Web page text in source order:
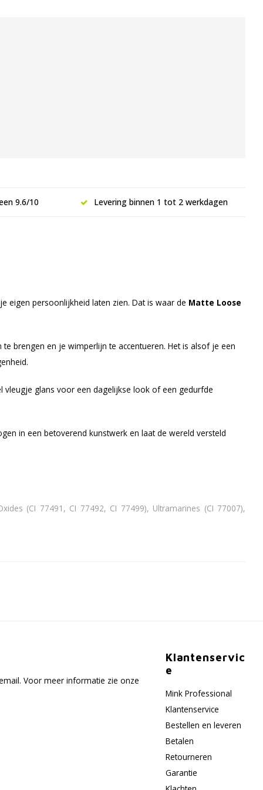
9.6/10 Levering binnen 1 tot 2 werkdagen
eigen persoonlijkheid laten zien. Dat is waar de Matte Loose
brengen en je wimperlijn te accentueren. Het is alsof je een
vleugje glans voor een dagelijkse look of een gedurfde
in een betoverend kunstwerk en laat de wereld versteld
(CI 77491, CI 77492, CI 77499), Ultramarines (CI 77007),
Voor meer informatie zie onze
Klantenservic
e
Mink Professional
Klantenservice
Bestellen en leveren
Betalen
Retourneren
Garantie